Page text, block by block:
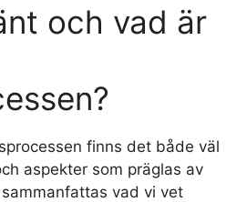
och vad är
finns det både väl
aspekter som präglas av
vad vi vet